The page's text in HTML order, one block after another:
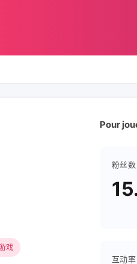
戏
Pour
粉丝数
互动率